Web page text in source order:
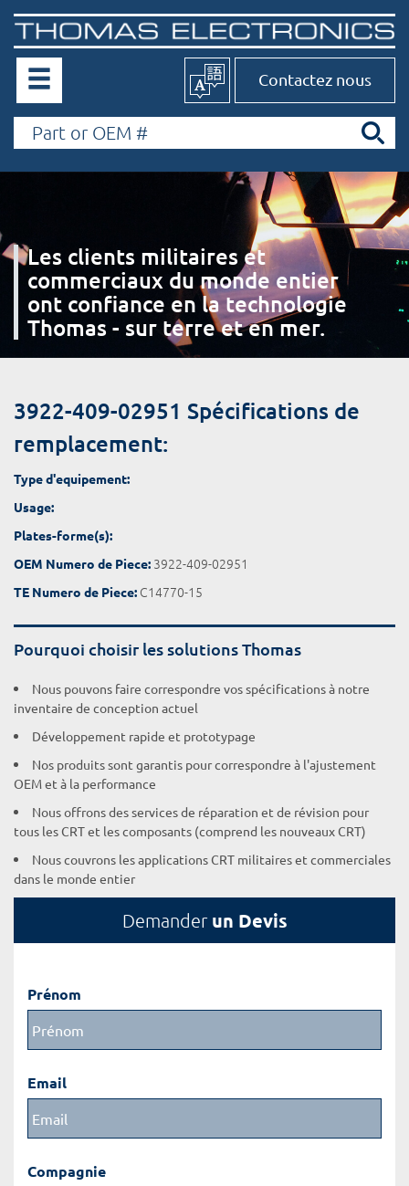
Contactez nous
Les clients militaires et
commerciaux du monde entier
ont confiance en la technologie
Thomas - sur terre et en mer.
3922-409-02951 Spécifications de
remplacement:
Type d'equipement:
Usage:
Plates-forme(s):
OEM Numero de Piece: 3922-409-02951
TE Numero de Piece: C14770-15
Pourquoi choisir les solutions Thomas
Nous pouvons faire correspondre vos spécifications à notre
inventaire de conception actuel
Développement rapide et prototypage
Nos produits sont garantis pour correspondre à l'ajustement
OEM et à la performance
Nous offrons des services de réparation et de révision pour
tous les CRT et les composants (comprend les nouveaux CRT)
Nous couvrons les applications CRT militaires et commerciales
dans le monde entier
Demander un Devis
Prénom
Email
Compagnie